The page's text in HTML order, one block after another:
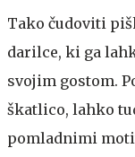
Tako čudoviti
darilce, ki ga
svojim gostom.
škatlico, lahko
pomladnimi